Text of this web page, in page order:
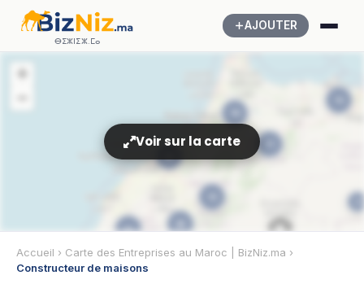
ⴱⵉⵣⵏⵉⵣ.ⵎⴰ
AJOUTER
Accueil › Carte des Entreprises au Maroc | BizNiz.ma ›
Constructeur de maisons
🏢
11
+
−
Voir sur la carte